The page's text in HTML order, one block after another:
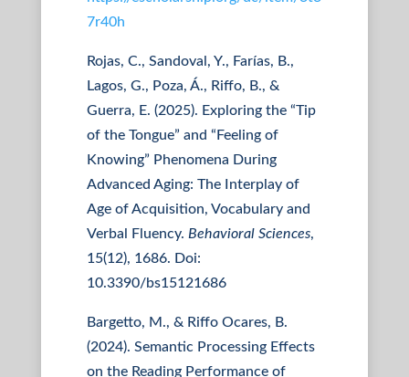
7r40h
Rojas, C., Sandoval, Y., Farías, B.,
Lagos, G., Poza, Á., Riffo, B., &
Guerra, E. (2025). Exploring the “Tip
of the Tongue” and “Feeling of
Knowing” Phenomena During
Advanced Aging: The Interplay of
Age of Acquisition, Vocabulary and
Verbal Fluency. Behavioral Sciences,
15(12), 1686. Doi:
10.3390/bs15121686
Bargetto, M., & Riffo Ocares, B.
(2024). Semantic Processing Effects
on the Reading Performance of